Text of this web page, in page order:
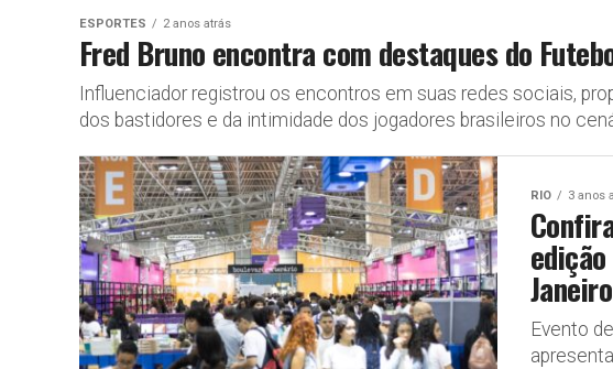
ESPORTES 2 anos atrás
Fred Bruno encontra com destaques do
Influenciador registrou os encontros em suas redes sociais,
dos bastidores e da intimidade dos jogadores brasileiros no
RIO 3 anos
Janeiro
Evento